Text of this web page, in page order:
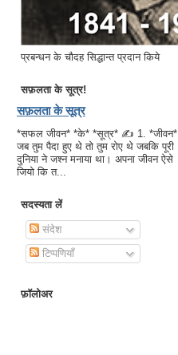
प्रबन्धन के चौदह सिद्धान्त प्रदान किये
सफ़लता के सूत्र!
सफ़लता के सूत्र
*सफल जीवन* *के* *सूत्र* ✍ 1. *जीवन*
जब तुम पैदा हुए थे तो तुम रोए थे जबकि पूरी
दुनिया ने जश्न मनाया था। अपना जीवन ऐसे
जियो कि त...
सदस्यता लें
संदेश
टिप्पणियाँ
फ़ॉलोअर